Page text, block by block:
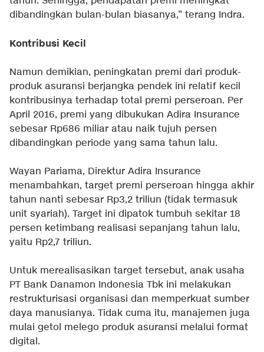
dibandingkan bulan-bulan biasanya,” terang Indra.
Kontribusi Kecil
Namun demikian, peningkatan premi dari produk-
produk asuransi berjangka pendek ini relatif kecil
kontribusinya terhadap total premi perseroan. Per
April 2016, premi yang dibukukan Adira Insurance
sebesar Rp686 miliar atau naik tujuh persen
dibandingkan periode yang sama tahun lalu.
Wayan Pariama, Direktur Adira Insurance
menambahkan, target premi perseroan hingga akhir
tahun nanti sebesar Rp3,2 triliun (tidak termasuk
unit syariah). Target ini dipatok tumbuh sekitar 18
persen ketimbang realisasi sepanjang tahun lalu,
yaitu Rp2,7 triliun.
Untuk merealisasikan target tersebut, anak usaha
PT Bank Danamon Indonesia Tbk ini melakukan
restrukturisasi organisasi dan memperkuat sumber
daya manusianya. Tidak cuma itu, manajemen juga
mulai getol melego produk asuransi melalui format
digital.